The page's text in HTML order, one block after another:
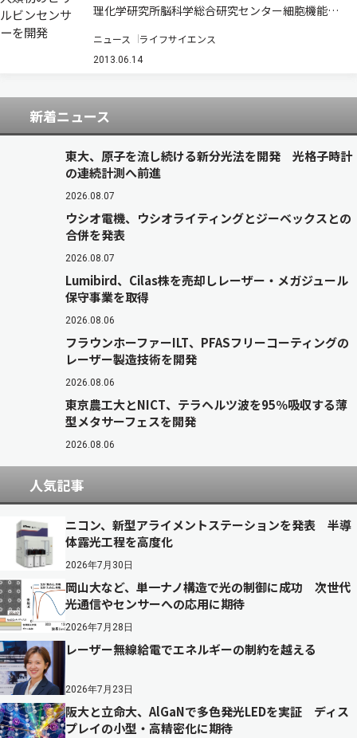
理化学研究所脳科学総合研究センター細胞機能探
基礎科学特別研究員の熊谷安希子氏らの研究チー
ムは、ニホンウナギの筋肉に存在する緑色蛍光タ
ル…
ニュース ライフサイエンス
2013.06.14
新着ニュース
東大、原子を流し続ける新分光法を開発 光格子時計
の連続計測へ前進
2026.08.07
ウシオ電機、ウシオライティングとジーベックスとの
合併を発表
2026.08.07
Lumibird、Cilas株を売却しレーザー・メガジュール
保守事業を取得
2026.08.06
フラウンホーファーILT、PFASフリーコーティングの
レーザー製造技術を開発
2026.08.06
東京農工大とNICT、テラヘルツ波を95％吸収する薄
型メタサーフェスを開発
2026.08.06
人気記事
ニコン、新型アライメントステーションを発表 半導
体露光工程を高度化
2026年7月30日
岡山大など、単一ナノ構造で光の制御に成功 次世代
光通信やセンサーへの応用に期待
2026年7月28日
レーザー無線給電でエネルギーの制約を越える
2026年7月23日
阪大と立命大、AlGaNで多色発光LEDを実証 ディス
プレイの小型・高精密化に期待